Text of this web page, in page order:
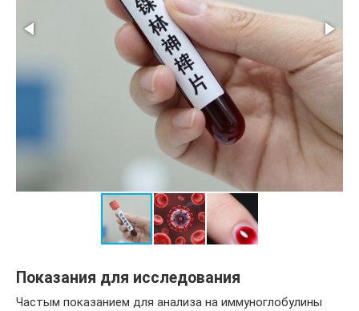
Показания для исследования
Частым показанием для анализа на иммуноглобулины